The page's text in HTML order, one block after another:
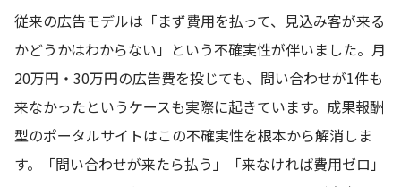
従来の広告モデルは「まず費用を払って、見込み客が来る
かどうかはわからない」という不確実性が伴いました。月
20万円・30万円の広告費を投じても、問い合わせが1件も
来なかったというケースも実際に起きています。成果報酬
型のポータルサイトはこの不確実性を根本から解消しま
す。「問い合わせが来たら払う」「来なければ費用ゼロ」